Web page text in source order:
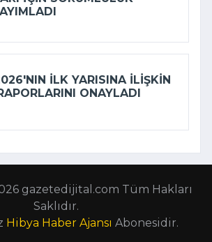
ILK YARISINA ILIŞKIN
ONAYLADI
gazetedijital.com Tüm Hakları
Saklıdır.
Hibya Haber Ajansı Abonesidir.